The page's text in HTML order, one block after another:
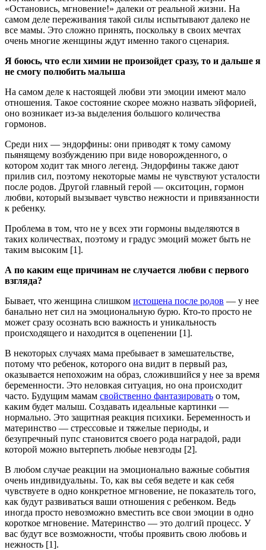
«Остановись, мгновение!» далеки от реальной жизни. На
самом деле переживания такой силы испытывают далеко не
все мамы. Это сложно принять, поскольку в своих мечтах
очень многие женщины ждут именно такого сценария.
Я боюсь, что если химии не произойдет сразу, то и дальше я
не смогу полюбить малыша
На самом деле к настоящей любви эти эмоции имеют мало
отношения. Такое состояние скорее можно назвать эйфорией,
оно возникает из-за выделения большого количества
гормонов.
Среди них — эндорфины: они приводят к тому самому
пьянящему возбуждению при виде новорожденного, о
котором ходит так много легенд. Эндорфины также дают
прилив сил, поэтому некоторые мамы не чувствуют усталости
после родов. Другой главный герой — окситоцин, гормон
любви, который вызывает чувство нежности и привязанности
к ребенку.
Проблема в том, что не у всех эти гормоны выделяются в
таких количествах, поэтому и градус эмоций может быть не
таким высоким [1].
А по каким еще причинам не случается любви с первого
взгляда?
Бывает, что женщина слишком истощена после родов — у нее
банально нет сил на эмоциональную бурю. Кто-то просто не
может сразу осознать всю важность и уникальность
происходящего и находится в оцепенении [1].
В некоторых случаях мама пребывает в замешательстве,
потому что ребенок, которого она видит в первый раз,
оказывается непохожим на образ, сложившийся у нее за время
беременности. Это неловкая ситуация, но она происходит
часто. Будущим мамам свойственно фантазировать о том,
каким будет малыш. Создавать идеальные картинки —
нормально. Это защитная реакция психики. Беременность и
материнство — стрессовые и тяжелые периоды, и
безупречный пупс становится своего рода наградой, ради
которой можно вытерпеть любые невзгоды [2].
В любом случае реакции на эмоционально важные события
очень индивидуальны. То, как вы себя ведете и как себя
чувствуете в одно конкретное мгновение, не показатель того,
как будут развиваться ваши отношения с ребенком. Ведь
иногда просто невозможно вместить все свои эмоции в одно
короткое мгновение. Материнство — это долгий процесс. У
вас будут все возможности, чтобы проявить свою любовь и
нежность [1].